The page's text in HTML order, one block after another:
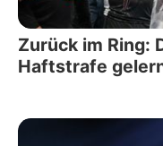
Zurück im Ring:
Haftstrafe